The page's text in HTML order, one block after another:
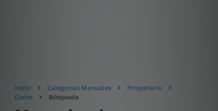
Inicio Categorías Manuales
Propietario
Coche
Búsqueda